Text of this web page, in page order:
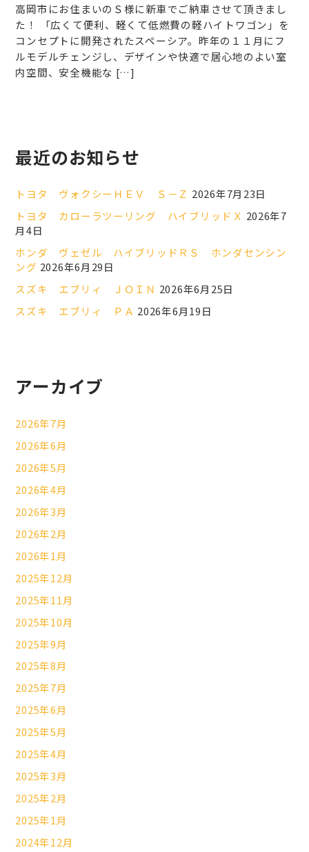
高岡市にお住まいのＳ様に新車でご納車させて頂きまし
た！ 「広くて便利、軽くて低燃費の軽ハイトワゴン」を
コンセプトに開発されたスペーシア。昨年の１１月にフ
ルモデルチェンジし、デザインや快適で居心地のよい室
内空間、安全機能な […]
最近のお知らせ
トヨタ ヴォクシーＨＥＶ Ｓ－Ｚ 2026年7月23日
トヨタ カローラツーリング ハイブリッドＸ 2026年7
月4日
ホンダ ヴェゼル ハイブリッドＲＳ ホンダセンシン
ング 2026年6月29日
スズキ エブリィ ＪＯＩＮ 2026年6月25日
スズキ エブリィ ＰＡ 2026年6月19日
アーカイブ
2026年7月
2026年6月
2026年5月
2026年4月
2026年3月
2026年2月
2026年1月
2025年12月
2025年11月
2025年10月
2025年9月
2025年8月
2025年7月
2025年6月
2025年5月
2025年4月
2025年3月
2025年2月
2025年1月
2024年12月